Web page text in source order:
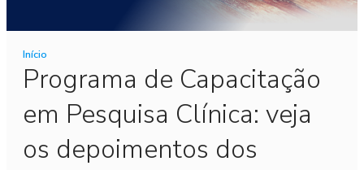
Início
Programa de Capacitação
em Pesquisa Clínica: veja
os depoimentos dos